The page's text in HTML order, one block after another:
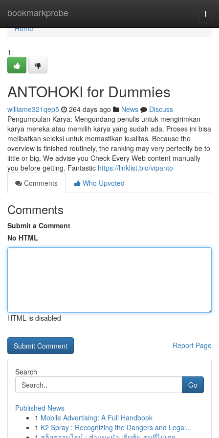
bookmarkprobe
Home
Home
1
ANTOHOKI for Dummies
williame321qep5 264 days ago News
Discuss
Pengumpulan Karya: Mengundang penulis untuk mengirimkan
karya mereka atau memilih karya yang sudah ada. Proses ini bisa
melibatkan seleksi untuk memastikan kualitas. Because the
overview is finished routinely, the ranking may very perfectly be to
little or big. We advise you Check Every Web content manually
you before getting. Fantastic https://linklist.bio/vipanto
Comments
Who Upvoted
Comments
Submit a Comment
No HTML
HTML is disabled
Report Page
Search
Go
Published News
1 Mobile Advertising: A Full Handbook
1 K2 Spray : Recognizing the Dangers and Legal...